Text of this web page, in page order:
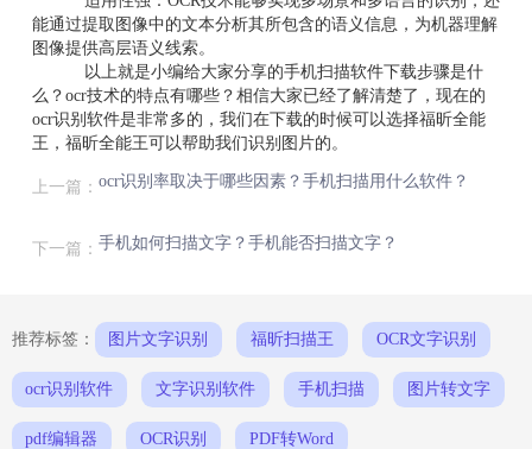
能通过提取图像中的文本分析其所包含的语义信息，为机器理解
图像提供高层语义线索。
以上就是小编给大家分享的手机扫描软件下载步骤是什
么？ocr技术的特点有哪些？相信大家已经了解清楚了，现在的
ocr识别软件是非常多的，我们在下载的时候可以选择福昕全能
王，福昕全能王可以帮助我们识别图片的。
上一篇： ocr识别率取决于哪些因素？手机扫描用什么软件？
下一篇： 手机如何扫描文字？手机能否扫描文字？
推荐标签： 图片文字识别 福昕扫描王 OCR文字识别
ocr识别软件 文字识别软件 手机扫描 图片转文字
pdf编辑器 OCR识别 PDF转Word